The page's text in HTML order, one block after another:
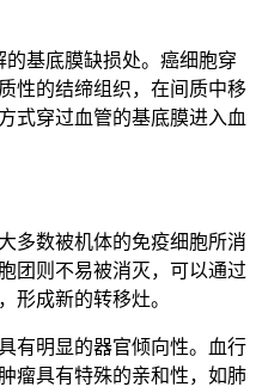
基底膜缺损处。癌细胞穿
性的结缔组织，在间质中移
式穿过血管的基底膜进入血
多数被机体的免疫细胞所消
团则不易被消灭，可以通过
形成新的转移灶。
有明显的器官倾向性。血行
瘤具有特殊的亲和性，如肺